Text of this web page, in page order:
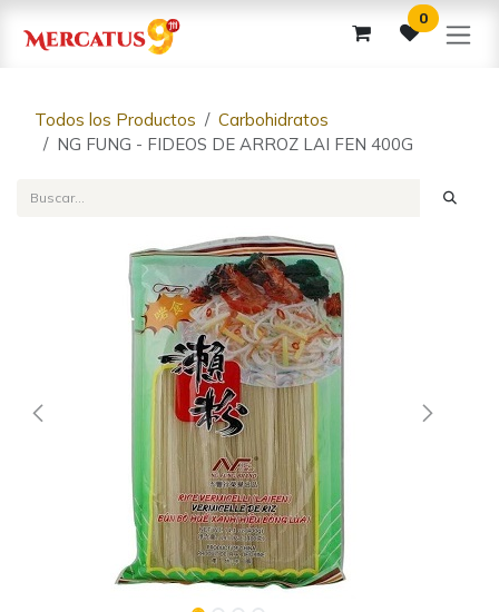
0
Todos los Productos
Carbohidratos
NG FUNG - FIDEOS DE ARROZ LAI FEN 400G